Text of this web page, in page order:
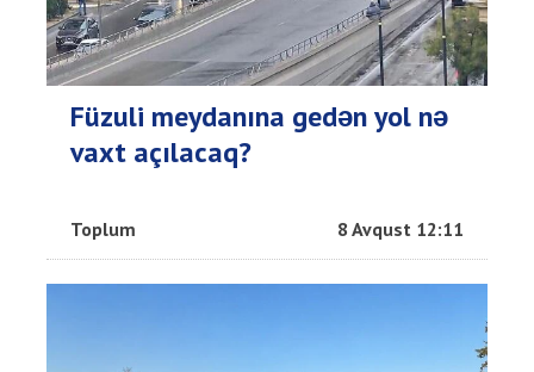
Füzuli meydanına gedən yol nə
vaxt açılacaq?
Toplum 8 Avqust 12:11